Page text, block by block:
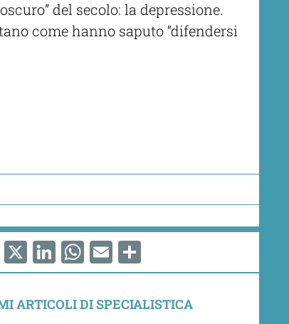
del secolo: la depressione.
come hanno saputo “difendersi
X LinkedIn
WhatsApp
EmailShare
ARTICOLI DI SPECIALISTICA